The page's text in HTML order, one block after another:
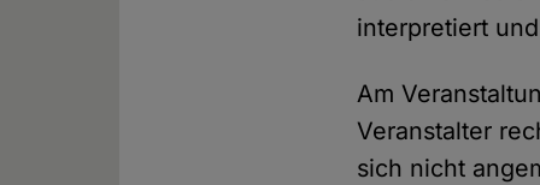
interpretiert
Am
Veranstalter
sich nicht